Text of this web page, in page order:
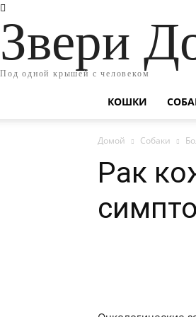
Звери
Под одной крышей с человеком
КОШКИ
Домой Собаки
Рак